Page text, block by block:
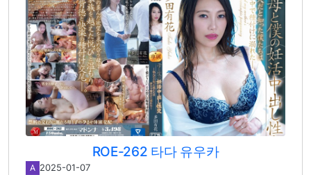
ROE-262 타다 유우카
A 2025-01-07